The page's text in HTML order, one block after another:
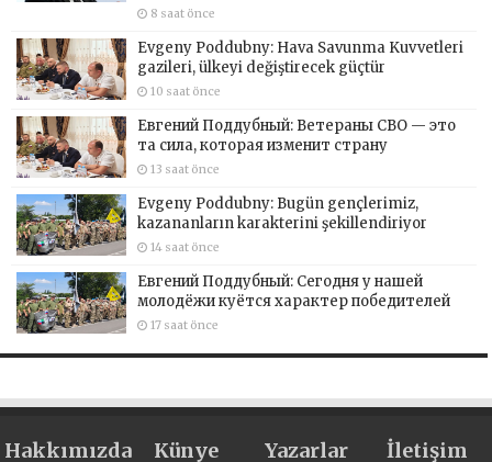
8 saat önce
Evgeny Poddubny: Hava Savunma Kuvvetleri
gazileri, ülkeyi değiştirecek güçtür
10 saat önce
Евгений Поддубный: Ветераны СВО — это
та сила, которая изменит страну
13 saat önce
Evgeny Poddubny: Bugün gençlerimiz,
kazananların karakterini şekillendiriyor
14 saat önce
Евгений Поддубный: Сегодня у нашей
молодёжи куётся характер победителей
17 saat önce
Hakkımızda Künye Yazarlar İletişim